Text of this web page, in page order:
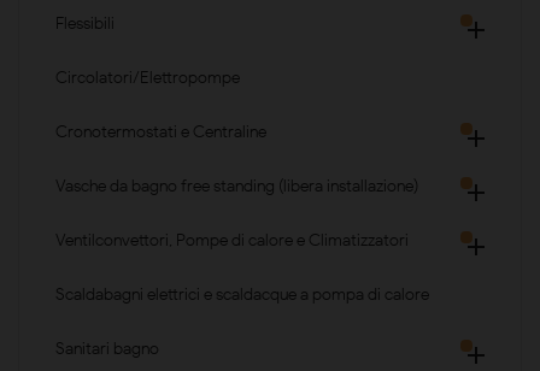
Flessibili 
Circolatori/Elettropompe
Cronotermostati e Centraline 
Vasche da bagno free standing (libera installazione) 
Ventilconvettori, Pompe di calore e Climatizzatori 
Scaldabagni elettrici e scaldacque a pompa di calore
Sanitari bagno 